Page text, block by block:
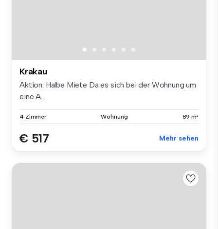
Krakau
Aktion: Halbe Miete Da es sich bei der Wohnung um
eine A...
4 Zimmer Wohnung 89 m²
€ 517 Mehr sehen